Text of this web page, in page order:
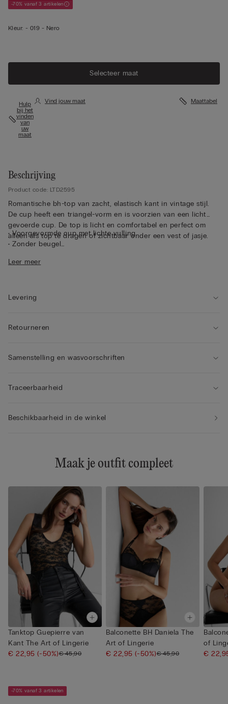
-70% vanaf 3 artikelen
Kleur: - 019 - Nero
Selecteer maat
Hulp
bij het
vinden
van
uw
maat
Vind jouw maat Maattabel
Beschrijving
Product code: LTD2595
Romantische bh-top van zacht, elastisch kant in vintage stijl.
De cup heeft een triangel-vorm en is voorzien van een licht
gevoerde cup. De top is licht en comfortabel en perfect om
alleen als top te dragen of zichtbaar onder een vest of jasje.
• Voorgevormde cup met lichte vulling
• Zonder beugel
• Volledig verstelbare elastische schouderbandjes binnen
Leer meer
Levering
Retourneren
Samenstelling en wasvoorschriften
Traceerbaarheid
Beschikbaarheid in de winkel
Maak je outfit compleet
Tanktop Guepierre van
Kant The Art of Lingerie
€ 22,95(-50%)€ 45,90
Balconette BH Daniela The
Art of Lingerie
€ 22,95(-50%)€ 45,90
of
€
-70% vanaf 3 artikelen